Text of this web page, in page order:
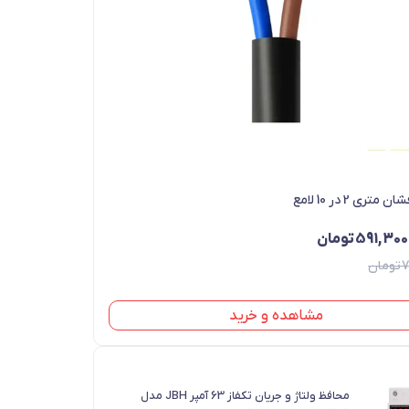
2 در 10 لامع
تومان
712,500 تومان
591,300تومان
591,300 تومان
مشاهده و خرید
محافظ ولتاژ و جریان تکفاز 63 آمپر JBH مدل